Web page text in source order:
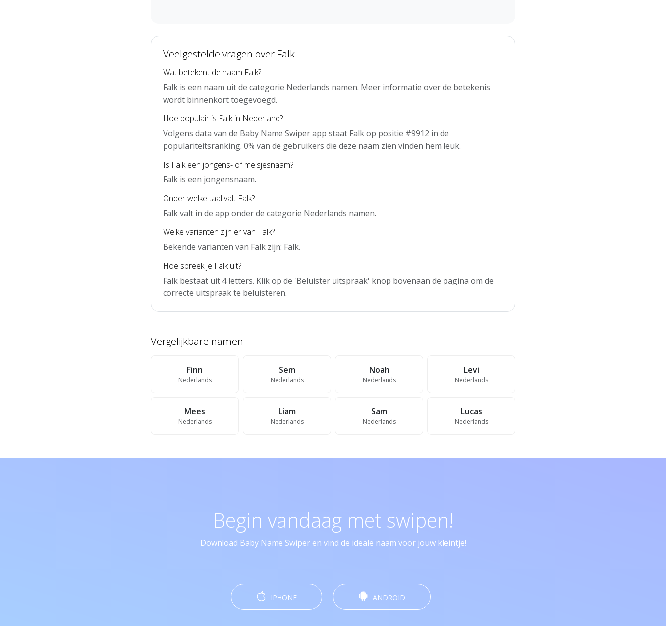
Veelgestelde vragen over Falk
Wat betekent de naam Falk?
Falk is een naam uit de categorie Nederlands namen. Meer informatie over de betekenis
wordt binnenkort toegevoegd.
Hoe populair is Falk in Nederland?
Volgens data van de Baby Name Swiper app staat Falk op positie #9912 in de
populariteitsranking. 0% van de gebruikers die deze naam zien vinden hem leuk.
Is Falk een jongens- of meisjesnaam?
Falk is een jongensnaam.
Onder welke taal valt Falk?
Falk valt in de app onder de categorie Nederlands namen.
Welke varianten zijn er van Falk?
Bekende varianten van Falk zijn: Falk.
Hoe spreek je Falk uit?
Falk bestaat uit 4 letters. Klik op de 'Beluister uitspraak' knop bovenaan de pagina om de
correcte uitspraak te beluisteren.
Vergelijkbare namen
Finn
Nederlands
Sem
Nederlands
Noah
Nederlands
Levi
Nederlands
Mees
Nederlands
Liam
Nederlands
Sam
Nederlands
Lucas
Nederlands
Begin vandaag met swipen!
Download Baby Name Swiper en vind de ideale naam voor jouw kleintje!
IPHONE ANDROID